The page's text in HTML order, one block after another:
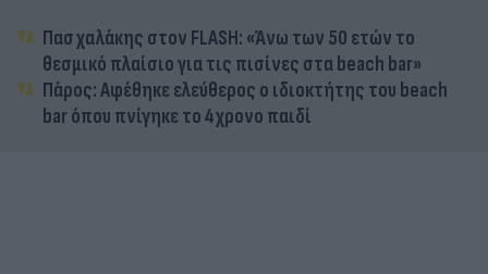
Πασχαλάκης στον FLASH: «Άνω των 50 ετών το
θεσμικό πλαίσιο για τις πισίνες στα beach bar»
Πάρος: Αφέθηκε ελεύθερος ο ιδιοκτήτης του beach
bar όπου πνίγηκε το 4χρονο παιδί